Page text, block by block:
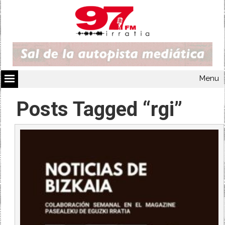
Menu
Posts Tagged “rgi”